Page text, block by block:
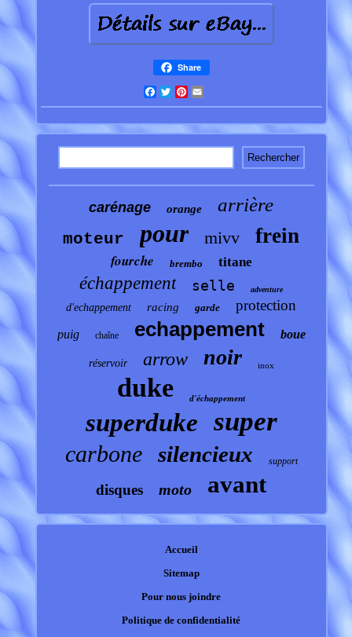
Share
Facebook
TwitterPinterest
carénage orange arrière
moteur pour mivv frein
fourche brembo titane
échappement selle adventure
d'echappement racing garde protection
puig chaîne echappement boue
réservoir arrow noir inox
duke d'échappement
superduke super
carbone silencieux support
disques moto avant
Accueil
Sitemap
Pour nous joindre
Politique de confidentialité